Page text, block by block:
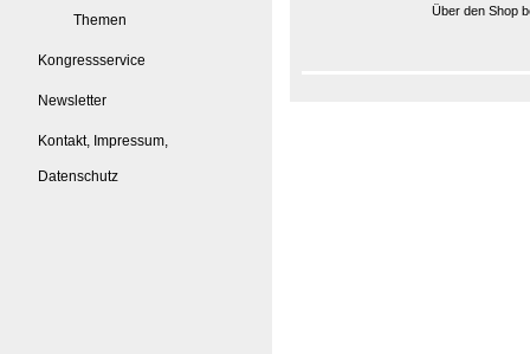
Themen
Kongressservice
Newsletter
Kontakt, Impressum,
Datenschutz
Über den Shop